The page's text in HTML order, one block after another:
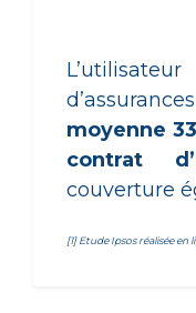
moyenne
contrat
couverture
[1] Etude Ipsos réalisée en